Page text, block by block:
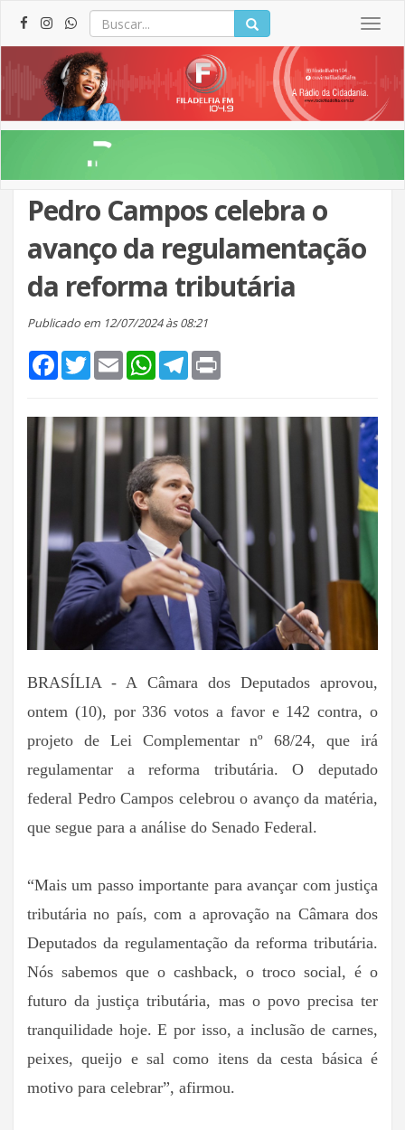
Pedro Campos celebra o
avanço da regulamentação
da reforma tributária
Publicado em 12/07/2024 às 08:21
FacebookTwitterEmail WhatsApp
Telegram
BRASÍLIA - A Câmara dos Deputados aprovou,
ontem (10), por 336 votos a favor e 142 contra, o
projeto de Lei Complementar nº 68/24, que irá
regulamentar a reforma tributária. O deputado
federal Pedro Campos celebrou o avanço da matéria,
que segue para a análise do Senado Federal.
“Mais um passo importante para avançar com justiça
tributária no país, com a aprovação na Câmara dos
Deputados da regulamentação da reforma tributária.
Nós sabemos que o cashback, o troco social, é o
futuro da justiça tributária, mas o povo precisa ter
tranquilidade hoje. E por isso, a inclusão de carnes,
peixes, queijo e sal como itens da cesta básica é
motivo para celebrar”, afirmou.